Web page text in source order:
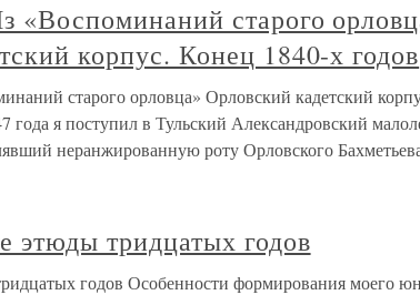
старого
корпус. Конец 1840-х годов
старого орловца» Орловский кадетский
года я поступил в Тульский Александровский
неранжированную роту Орловского
этюды тридцатых годов
годов Особенности формирования моего